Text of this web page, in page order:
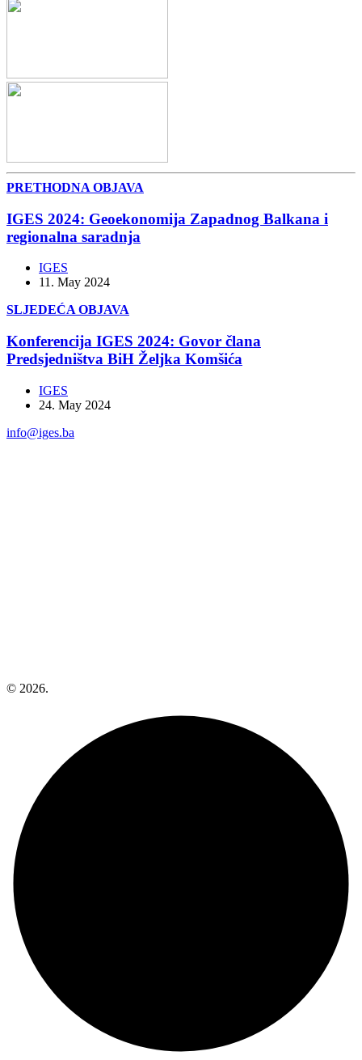
PRETHODNA OBJAVA
IGES 2024: Geoekonomija Zapadnog Balkana i
regionalna saradnja
IGES
11. May 2024
SLJEDEĆA OBJAVA
Konferencija IGES 2024: Govor člana
Predsjedništva BiH Željka Komšića
IGES
24. May 2024
info@iges.ba
© 2026.